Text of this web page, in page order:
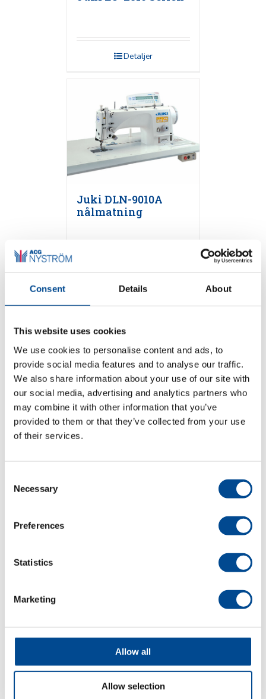
Consent Details About
This website uses cookies
We use cookies to personalise content and ads, to
provide social media features and to analyse our traffic.
We also share information about your use of our site with
our social media, advertising and analytics partners who
may combine it with other information that you’ve
provided to them or that they’ve collected from your use
of their services.
Selection
Necessary
Preferences
Statistics
Marketing
Allow all
Allow selection
Detaljer
Juki DLN-9010A
nålmatning
Juki DDL-9000C
Serien
Detaljer
Detaljer